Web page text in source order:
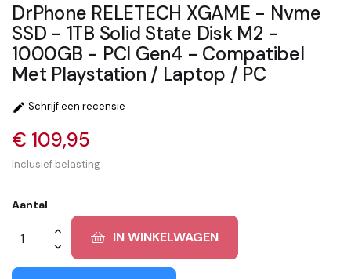
DrPhone RELETECH XGAME - Nvme
SSD - 1TB Solid State Disk M2 -
1000GB - PCI Gen4 - Compatibel
Met Playstation / Laptop / PC
 Schrijf een recensie
€ 109,95
Inclusief belasting
Aantal
IN WINKELWAGEN